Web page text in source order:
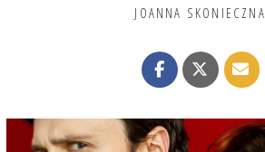
JOANNA SKONIECZNA